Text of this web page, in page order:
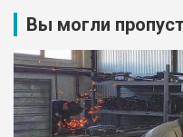
Вы могли